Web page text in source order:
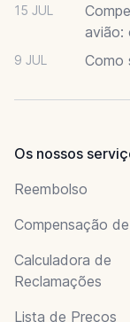
15 JUL
avião:
9 JUL Como
Os nossos
Reembolso
Compensação
Calculadora de
Reclamações
Lista de Preços